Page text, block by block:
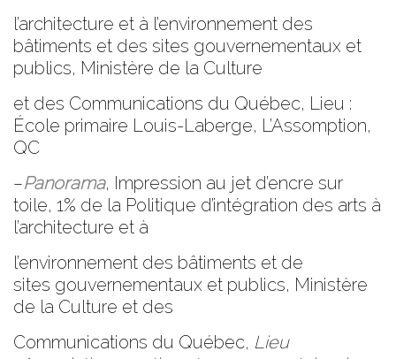
l’architecture et à l’environnement des
bâtiments et des sites gouvernementaux et
publics, Ministère de la Culture
et des Communications du Québec, Lieu :
École primaire Louis-Laberge, L’Assomption,
QC
–Panorama, Impression au jet d’encre sur
toile, 1% de la Politique d’intégration des arts à
l’architecture et à
l’environnement des bâtiments et de
sites gouvernementaux et publics, Ministère
de la Culture et des
Communications du Québec, Lieu